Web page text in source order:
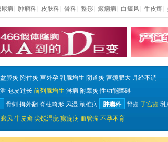
病 肿瘤科 皮肤科 骨科 整形 癫痫病 白癜风 牛皮癣
盆腔炎 附件炎 宫外孕 乳腺增生 阴道炎 宫颈肥大 月经不调
包皮过长 前列腺增生 淋病 附睾炎 性功能障碍
骨刺 拇外翻 脊柱畸形 风湿 颈椎病 肿瘤科 肾癌 子宫癌 乳
风 牛皮癣 尖锐湿疣 癫痫病 血管瘤 不孕不育